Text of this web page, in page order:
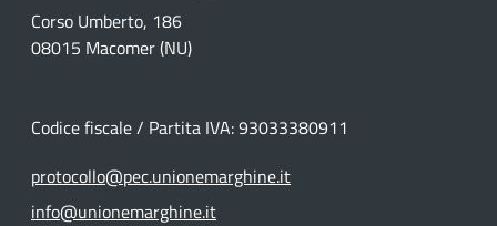
Corso Umberto, 186
08015 Macomer (NU)
Codice fiscale / Partita IVA: 93033380911
protocollo@pec.unionemarghine.it
info@unionemarghine.it